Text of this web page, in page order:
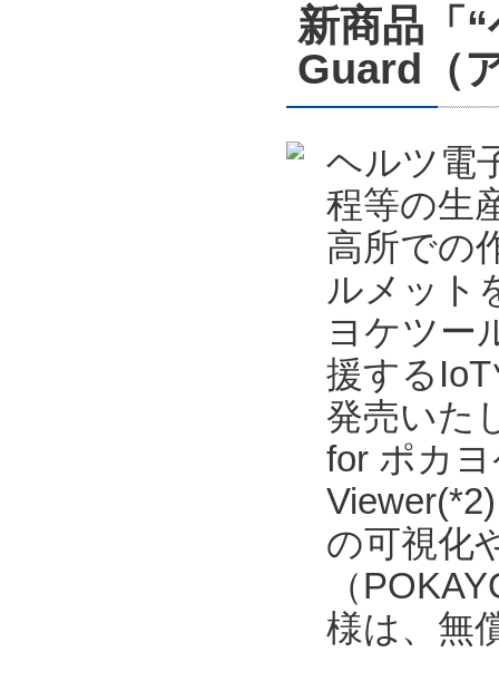
新商品「
Guard（
ヘルツ電
程等の生
高所での
ルメット
ヨケツー
援する
発売いた
for ポカ
の可視化
（
様は、無